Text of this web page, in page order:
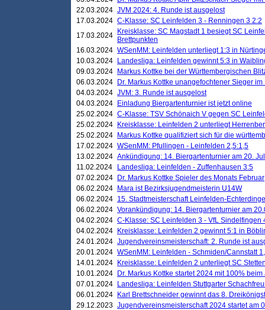
22.03.2024 JVM 2024: 4. Runde ist ausgelost
17.03.2024 C-Klasse: SC Leinfelden 3 - Renningen 3 2:2
17.03.2024
Kreisklasse: SC Magstadt 1 besiegt SC
Brettpunkten
16.03.2024 WSenMM: Leinfelden unterliegt 1:3 in
10.03.2024
Landesliga: Leinfelden gewinnt 5:3 in
09.03.2024
Markus Kottke bei der Württembergischen
06.03.2024
Dr. Markus Kottke unangefochtener Sieger
04.03.2024 JVM: 3. Runde ist ausgelost
04.03.2024
Einladung Biergartenturnier ist jetzt online
25.02.2024 C-Klasse: TSV Schönaich V gegen SC
25.02.2024
Kreisklasse: Leinfelden 2 unterliegt
25.02.2024
Markus Kottke qualifiziert sich für die
17.02.2024 WSenMM: Pfullingen - Leinfelden 2,5:1,5
13.02.2024 Ankündigung: 14. Biergartenturnier am 20.
11.02.2024
Landesliga: Leinfelden - Zuffenhausen 3:5
07.02.2024
Dr. Markus Kottke Spieler des Monats Februar
06.02.2024
Mara ist Bezirksjugendmeisterin U14W
06.02.2024 15. Stadtmeisterschaft Leinfelden-
06.02.2024 Vorankündigung: 14. Biergartenturnier am
04.02.2024 C-Klasse: SC Leinfelden 3 - VfL Sindelfingen
04.02.2024
Kreisklasse: Leinfelden 2 gewinnt 5:1 in
24.01.2024 Jugendvereinsmeisterschaft: 2. Runde ist
20.01.2024 WSenMM: Leinfelden - Schmiden/Cannstatt
14.01.2024
Kreisklasse: Leinfelden 2 unterliegt SC
10.01.2024
Dr. Markus Kottke startet 2024 mit 100%
07.01.2024
Landesliga: Leinfelden Stuttgarter
06.01.2024
Karl Brettschneider gewinnt das 8.
29.12.2023 Jugendvereinsmeisterschaft 2024 startet am